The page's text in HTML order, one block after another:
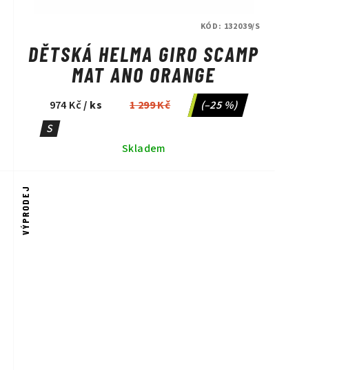
DĚTSKÁ HELMA GIRO SCAMP
MAT ANO ORANGE
974 Kč/ ks 1 299 Kč
(–25 %)
S
Skladem
KÓD: 132039/S
VÝPRODEJ